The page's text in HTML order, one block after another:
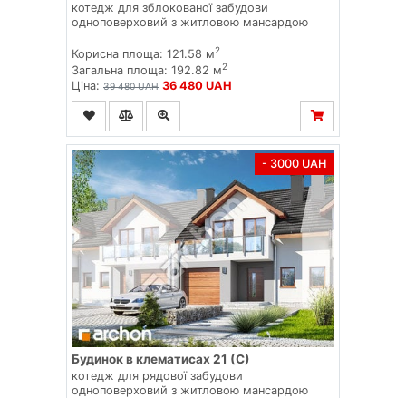
котедж для зблокованої забудови
одноповерховий з житловою мансардою
Корисна площа: 121.58 м2
Загальна площа: 192.82 м2
Ціна: 39 480 UAH 36 480 UAH
- 3000 UAH
Будинок в клематисах 21 (С)
котедж для рядової забудови
одноповерховий з житловою мансардою